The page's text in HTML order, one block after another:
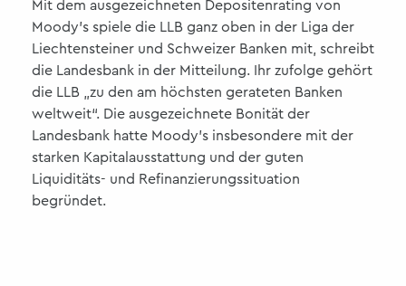
Mit dem ausgezeichneten Depositenrating von
Moody's spiele die LLB ganz oben in der Liga der
Liechtensteiner und Schweizer Banken mit, schreibt
die Landesbank in der Mitteilung. Ihr zufolge gehört
die LLB „zu den am höchsten gerateten Banken
weltweit“. Die ausgezeichnete Bonität der
Landesbank hatte Moody's insbesondere mit der
starken Kapitalausstattung und der guten
Liquiditäts- und Refinanzierungssituation
begründet.